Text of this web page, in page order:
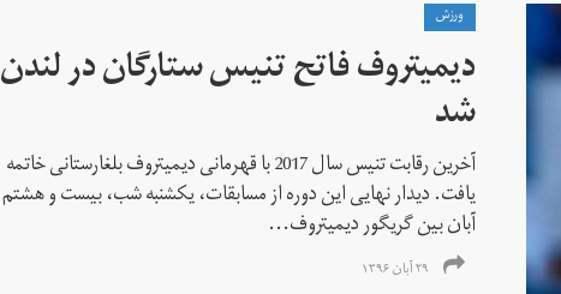
ورزش
دیمیتروف فاتح تنیس ستارگان در لندن
شد
آخرین رقابت تنیس سال 2017 با قهرمانی دیمیتروف بلغارستانی خاتمه
یافت. دیدار نهایی این دوره از مسابقات، یکشنبه شب، بیست و هشتم
آبان بین گریگور دیمیتروف...
۲۹ آبان ۱۳۹۶